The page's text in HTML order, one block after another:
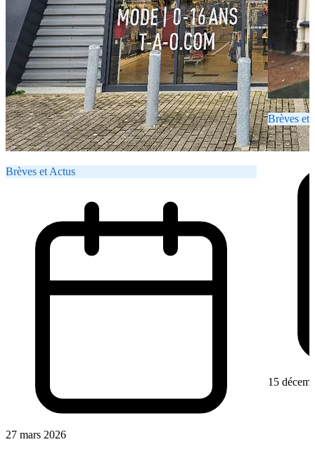
Brèves et Actus
27 mars 2026
Brèves et
15